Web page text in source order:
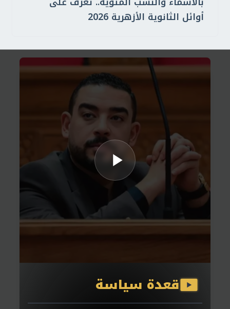
أوائل الثانوية الأزهرية 2026
قعدة سياسة
النائب أحمد الشافعي لــ"خمسة
سياسة": تطوير جهاز "مستقبل مصر"
يؤسس لمرحلة جديدة من التنمية
قعدة سياسة